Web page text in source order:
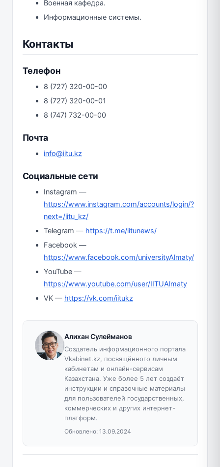
Военная кафедра.
Информационные системы.
Контакты
Телефон
8 (727) 320-00-00
8 (727) 320-00-01
8 (747) 732-00-00
Почта
info@iitu.kz
Социальные сети
Instagram —
https://www.instagram.com/accounts/login/?
next=/iitu_kz/
Telegram — https://t.me/iitunews/
Facebook —
https://www.facebook.com/universityAlmaty/
YouTube —
https://www.youtube.com/user/IITUAlmaty
VK — https://vk.com/iitukz
Алихан Сулейманов
Создатель информационного портала
Vkabinet.kz, посвящённого личным
кабинетам и онлайн-сервисам
Казахстана. Уже более 5 лет создаёт
инструкции и справочные материалы
для пользователей государственных,
коммерческих и других интернет-
платформ.
Обновлено: 13.09.2024